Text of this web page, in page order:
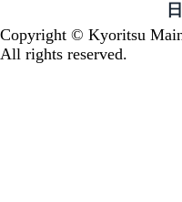
Copyright © Kyoritsu
All rights reserved.